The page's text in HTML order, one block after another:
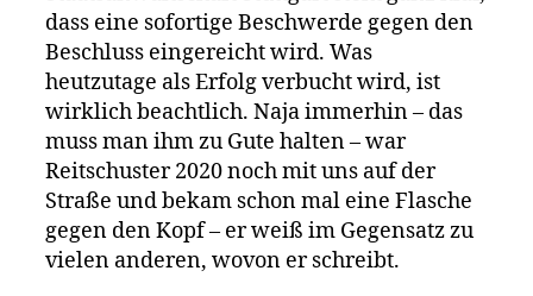
dass eine sofortige Beschwerde gegen den
Beschluss eingereicht wird. Was
heutzutage als Erfolg verbucht wird, ist
wirklich beachtlich. Naja immerhin – das
muss man ihm zu Gute halten – war
Reitschuster 2020 noch mit uns auf der
Straße und bekam schon mal eine Flasche
gegen den Kopf – er weiß im Gegensatz zu
vielen anderen, wovon er schreibt.